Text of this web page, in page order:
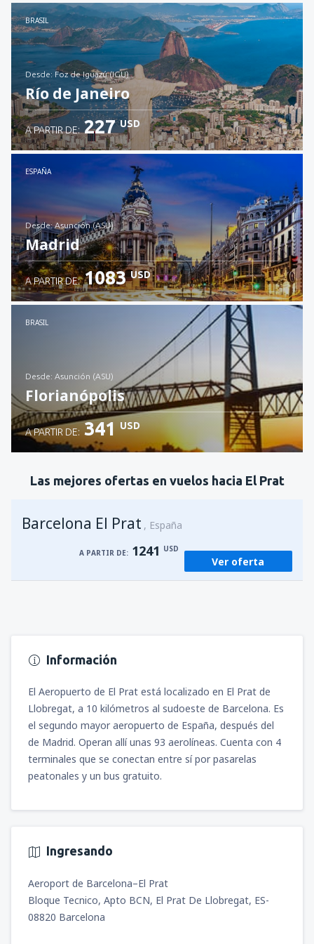
Revisa los detalles
BRASIL
desde: Foz de Iguazú (IGU)
Río de Janeiro
Revisa los detalles
A PARTIR DE: 227 USD
ESPAÑA
desde: Asunción (ASU)
Madrid
Revisa los detalles
A PARTIR DE: 1083 USD
BRASIL
desde: Asunción (ASU)
Florianópolis
Revisa los detalles
A PARTIR DE: 341 USD
Las mejores ofertas en vuelos hacia El Prat
Barcelona El Prat España
A PARTIR DE: 1241 USD
Ver oferta
Información
El Aeropuerto de El Prat está localizado en El Prat de
Llobregat, a 10 kilómetros al sudoeste de Barcelona. Es
el segundo mayor aeropuerto de España, después del
de Madrid. Operan allí unas 93 aerolíneas. Cuenta con 4
terminales que se conectan entre sí por pasarelas
peatonales y un bus gratuito.
Ingresando
Aeroport de Barcelona–El Prat
Bloque Tecnico, Apto BCN, El Prat De Llobregat, ES-
08820 Barcelona